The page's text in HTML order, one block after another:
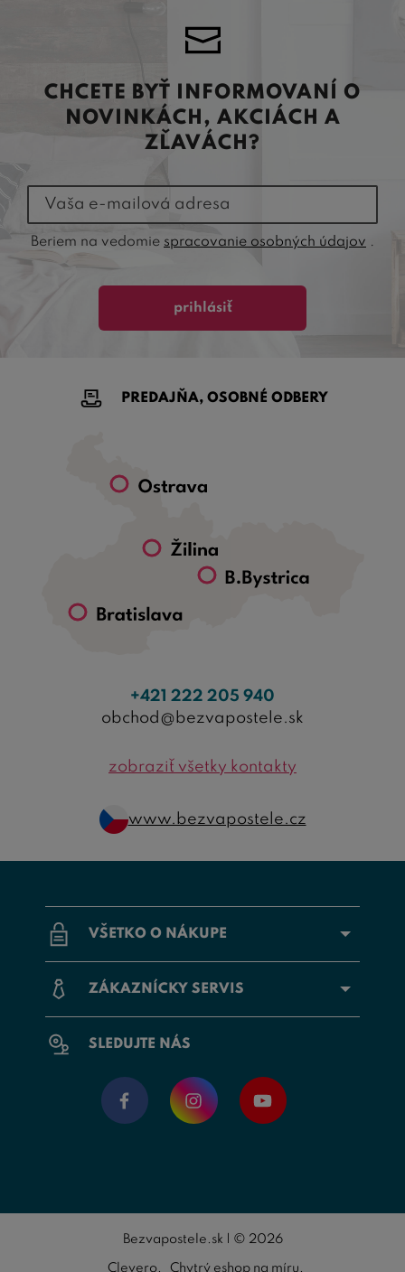
CHCETE BYŤ INFORMOVANÍ O
NOVINKÁCH, AKCIÁCH A
ZĽAVÁCH?
Vaša e-mailová adresa
prihlásiť
Beriem na vedomie spracovanie osobných údajov .
VŠETKO O NÁKUPE
ZÁKAZNÍCKY SERVIS
SLEDUJTE NÁS
PREDAJŇA, OSOBNÉ ODBERY
+421 222 205 940
obchod@bezvapostele.sk
zobraziť všetky kontakty
www.bezvapostele.cz
Bezvapostele.sk | © 2026
Clevero. Chytrý eshop na míru.